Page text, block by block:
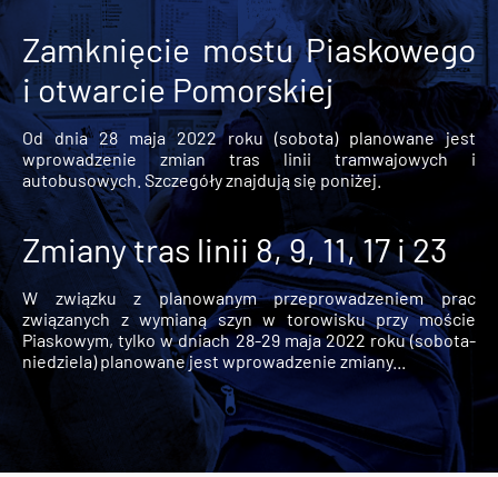
Zamknięcie mostu Piaskowego
i otwarcie Pomorskiej
Od dnia 28 maja 2022 roku (sobota) planowane jest
wprowadzenie zmian tras linii tramwajowych i
autobusowych. Szczegóły znajdują się poniżej.
Zmiany tras linii 8, 9, 11, 17 i 23
W związku z planowanym przeprowadzeniem prac
związanych z wymianą szyn w torowisku przy moście
Piaskowym, tylko w dniach 28-29 maja 2022 roku (sobota-
niedziela) planowane jest wprowadzenie zmiany...